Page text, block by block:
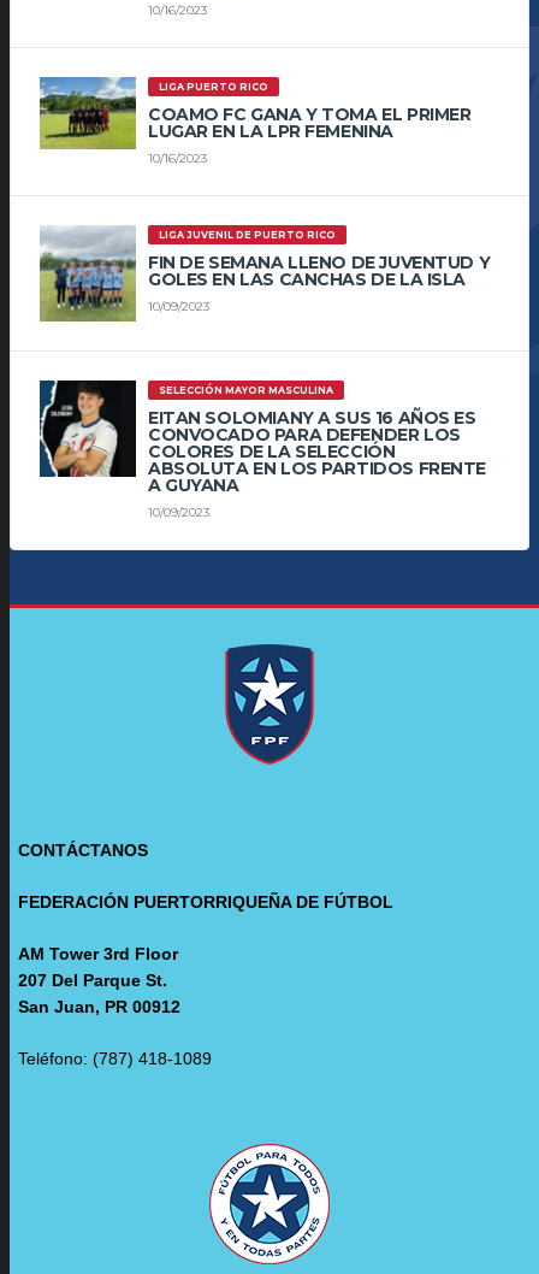
10/16/2023
LIGA PUERTO RICO
COAMO FC GANA Y TOMA EL PRIMER
LUGAR EN LA LPR FEMENINA
10/16/2023
LIGA JUVENIL DE PUERTO RICO
FIN DE SEMANA LLENO DE JUVENTUD Y
GOLES EN LAS CANCHAS DE LA ISLA
10/09/2023
SELECCIÓN MAYOR MASCULINA
EITAN SOLOMIANY A SUS 16 AÑOS ES
CONVOCADO PARA DEFENDER LOS
COLORES DE LA SELECCIÓN
ABSOLUTA EN LOS PARTIDOS FRENTE
A GUYANA
10/09/2023
CONTÁCTANOS
FEDERACIÓN PUERTORRIQUEÑA DE FÚTBOL
AM Tower 3rd Floor
207 Del Parque St.
San Juan, PR 00912
Teléfono: (787) 418-1089